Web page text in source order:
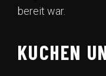
bereit war.
KUCHEN